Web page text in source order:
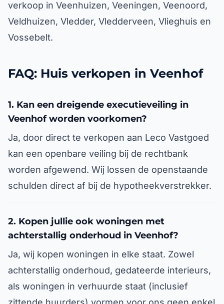
verkoop in Veenhuizen, Veeningen, Veenoord,
Veldhuizen, Vledder, Vledderveen, Vlieghuis en
Vossebelt.
FAQ: Huis verkopen in Veenhof
1. Kan een dreigende executieveiling in
Veenhof worden voorkomen?
Ja, door direct te verkopen aan Leco Vastgoed
kan een openbare veiling bij de rechtbank
worden afgewend. Wij lossen de openstaande
schulden direct af bij de hypotheekverstrekker.
2. Kopen jullie ook woningen met
achterstallig onderhoud in Veenhof?
Ja, wij kopen woningen in elke staat. Zowel
achterstallig onderhoud, gedateerde interieurs,
als woningen in verhuurde staat (inclusief